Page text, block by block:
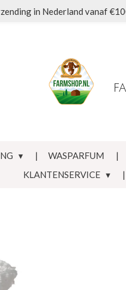
in Nederland vanaf
WASPARFUM
KLANTENSERVICE